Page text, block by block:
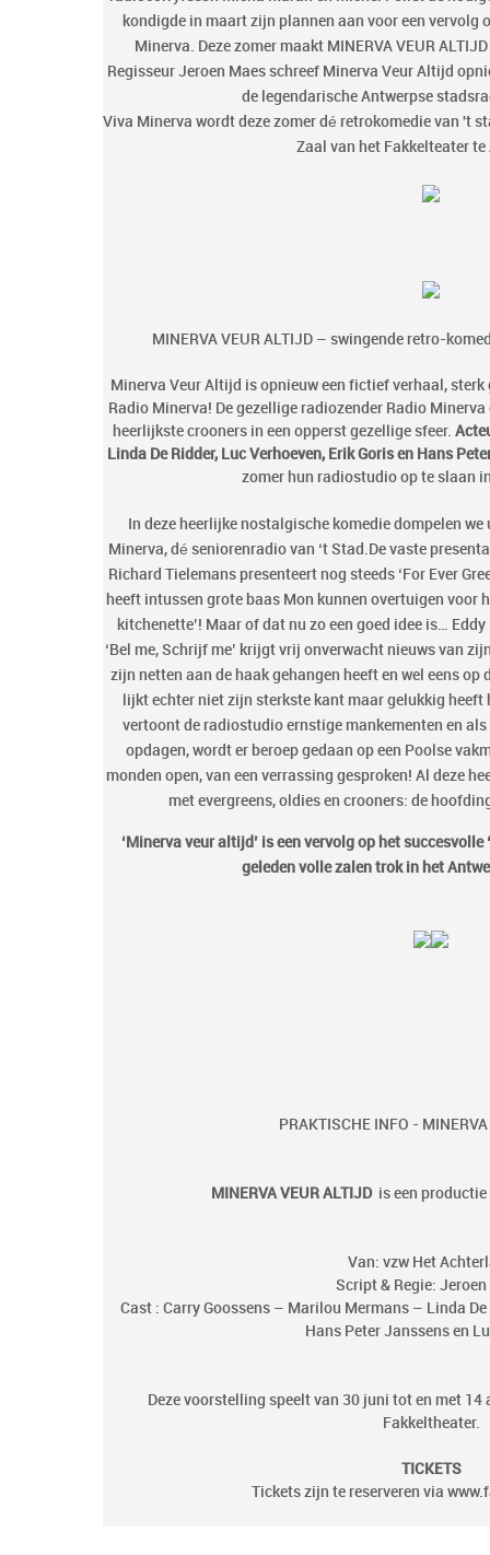
kondigde in maart zijn plannen aan voor een vervolg
Minerva. Deze zomer maakt MINERVA VEUR
Regisseur Jeroen Maes schreef Minerva Veur Altijd
de legendarische Antwerpse
Viva Minerva wordt deze zomer dé retrokomedie van 't
Zaal van het Fakkelteater te
MINERVA VEUR ALTIJD – swingende retro-
Minerva Veur Altijd is opnieuw een fictief verhaal, sterk
Radio Minerva! De gezellige radiozender Radio
heerlijkste crooners in een opperst gezellige sfeer.
Linda De Ridder, Luc Verhoeven, Erik Goris en Hans
zomer hun radiostudio op te slaan
In deze heerlijke nostalgische komedie dompelen
Minerva, dé seniorenradio van ‘t Stad.De vaste
Richard Tielemans presenteert nog steeds ‘For Ever
heeft intussen grote baas Mon kunnen overtuigen voor
kitchenette’! Maar of dat nu zo een goed idee is…
‘Bel me, Schrijf me’ krijgt vrij onverwacht nieuws van
zijn netten aan de haak gehangen heeft en wel eens
lijkt echter niet zijn sterkste kant maar gelukkig
vertoont de radiostudio ernstige mankementen en
opdagen, wordt er beroep gedaan op een Poolse
monden open, van een verrassing gesproken! Al deze
met evergreens, oldies en crooners: de
‘Minerva veur altijd’ is een vervolg op het
geleden volle zalen trok in het
PRAKTISCHE INFO -
MINERVA VEUR ALTIJDis een productie
Van: vzw Het
Script & Regie: Jeroen
Cast : Carry Goossens – Marilou Mermans – Linda
Hans Peter Janssens en
Deze voorstelling speelt van 30 juni tot en met
Fakkeltheater.
TICKETS
Tickets zijn te reserveren via